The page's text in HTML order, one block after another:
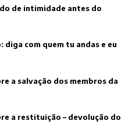
de intimidade antes do
diga com quem tu andas e eu
a salvação dos membros da
a restituição – devolução do